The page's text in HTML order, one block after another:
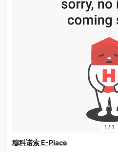
1 / 1
穆科诺索 E-Place